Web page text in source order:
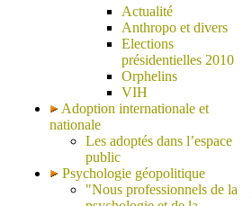
Actualité
Anthropo et divers
Elections
présidentielles 2010
Orphelins
VIH
Adoption internationale et
nationale
Les adoptés dans l’espace
public
Psychologie géopolitique
"Nous professionnels de la